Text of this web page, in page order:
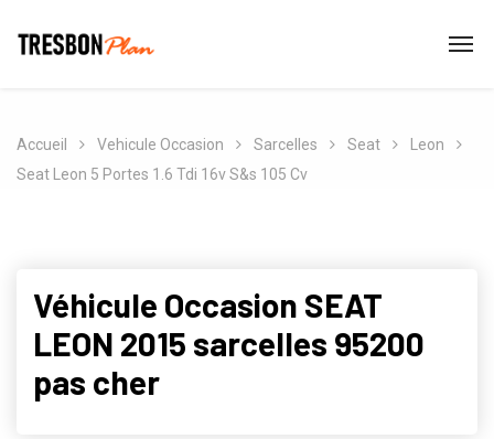
Accueil Vehicule Occasion Sarcelles Seat
Leon
Seat Leon 5 Portes 1.6 Tdi 16v S&s 105 Cv
Véhicule Occasion SEAT
LEON 2015 sarcelles 95200
pas cher